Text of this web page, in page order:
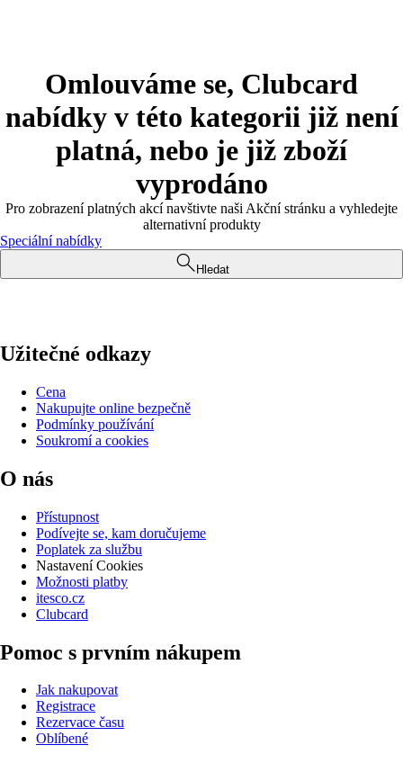
Omlouváme se, Clubcard
nabídky v této kategorii již není
platná, nebo je již zboží
vyprodáno
Pro zobrazení platných akcí navštivte naši Akční stránku a vyhledejte
alternativní produkty
Speciální nabídky
Hledat
Užitečné odkazy
Cena
Nakupujte online bezpečně
Podmínky používání
Soukromí a cookies
O nás
Přístupnost
Podívejte se, kam doručujeme
Poplatek za službu
Nastavení Cookies
Možnosti platby
itesco.cz
Clubcard
Pomoc s prvním nákupem
Jak nakupovat
Registrace
Rezervace času
Oblíbené